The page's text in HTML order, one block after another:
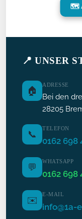
🗺️
📍 UNSER
🏠
ADRESSE
Bei den
28205
📞
TELEFON
0162 698
💬
WHATSAPP
0162 698
✉️
E-MAIL